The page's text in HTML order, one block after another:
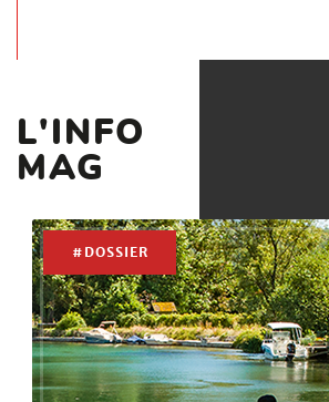
L'INFO
MAG
#DOSSIER